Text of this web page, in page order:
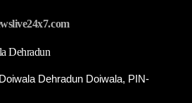
Dehradun
Dehradun Doiwala, PIN-